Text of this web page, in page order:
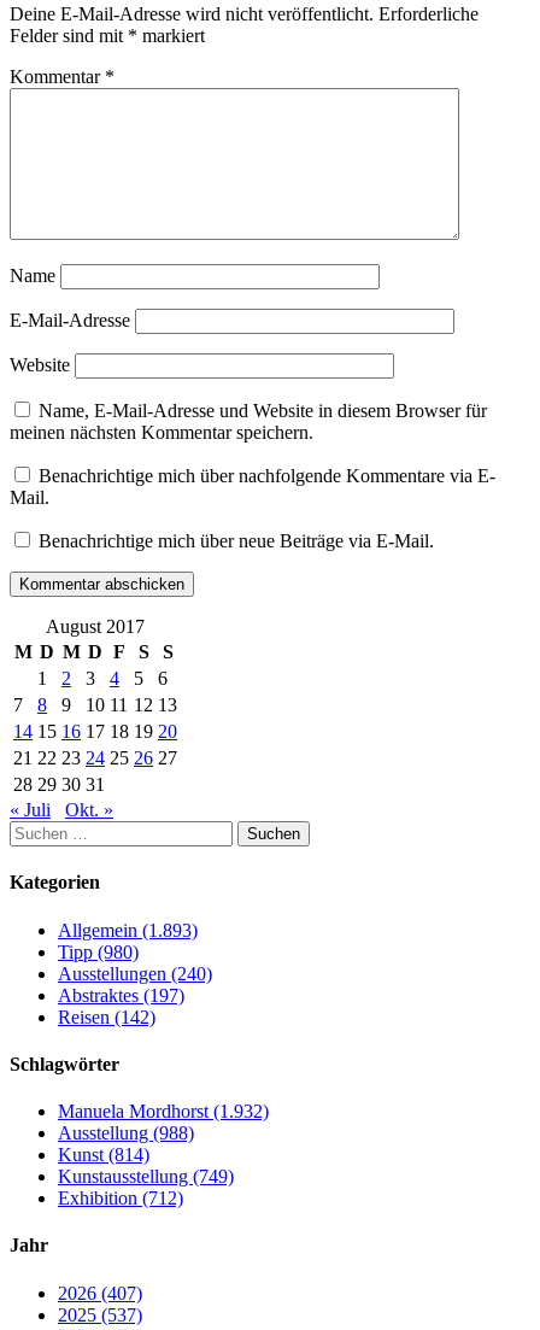
Beizen
Champagnerkreide
Bild
im
Wohnraum
Lebensbild
Lebensbilder
Manuela
Mordhorst
Marmormehl
Pastosen
Pigmente
Schellack
Strukturen
Deine E-Mail-Adresse wird nicht veröffentlicht. Erforderliche
Felder sind mit * markiert
Kommentar *
Name
E-Mail-Adresse
Website
Name, E-Mail-Adresse und Website in diesem Browser für
meinen nächsten Kommentar speichern.
Benachrichtige mich über nachfolgende Kommentare via E-
Mail.
Benachrichtige mich über neue Beiträge via E-Mail.
August 2017
M D M D F S
S
1
2 3 4 5
6
7
8 9 10 11 12 13
14 15 16 17 18 19 20
21 22 23 24 25 26 27
28 29 30 31
« Juli
Okt. »
Suchen
nach:
Kategorien
Allgemein (1.893)
Tipp (980)
Ausstellungen (240)
Abstraktes (197)
Reisen (142)
Schlagwörter
Manuela Mordhorst (1.932)
Ausstellung (988)
Kunst (814)
Kunstausstellung (749)
Exhibition (712)
Jahr
2026 (407)
2025 (537)